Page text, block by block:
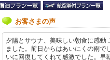
お客さまの声
夕陽とサウナ、美味しい朝食に感動
ました。前日からはあいにくの雨で
いに回復してくれて感激でした。